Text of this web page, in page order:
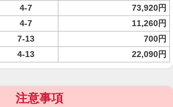
4-7 73,920円
4-7
11,260円
7-13
700円
4-13
22,090円
注意事項